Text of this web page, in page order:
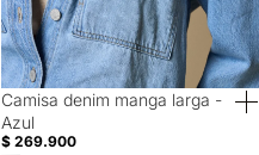
40% Off
Camisa denim manga larga -
Azul
$ 269.900